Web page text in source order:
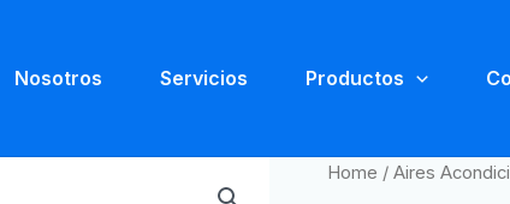
Nosotros Servicios Productos
Home / Aires